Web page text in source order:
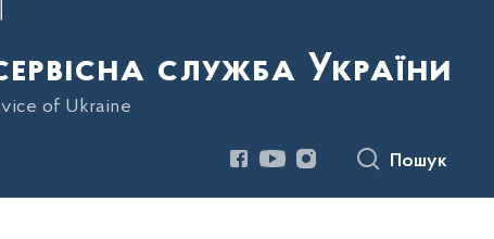
служба України
of Ukraine
Пошук